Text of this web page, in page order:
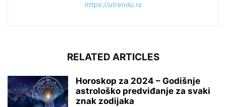
https://utrendu.rs
RELATED ARTICLES
Horoskop za 2024 – Godišnje
astrološko predviđanje za svaki
znak zodijaka